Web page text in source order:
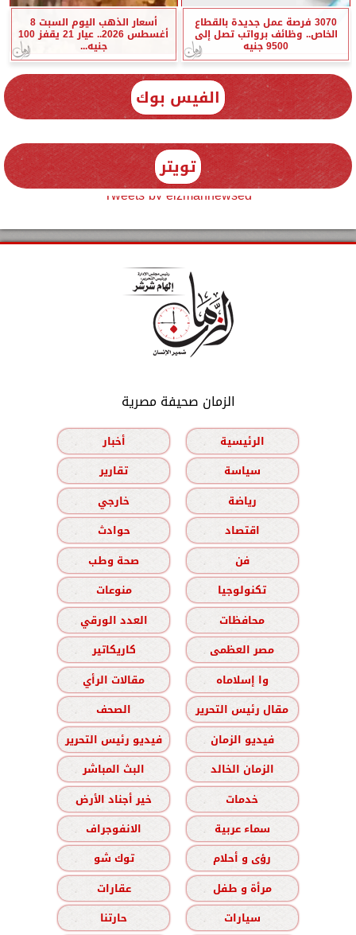
3070 فرصة عمل جديدة بالقطاع
الخاص.. وظائف برواتب تصل إلى
9500 جنيه
أسعار الذهب اليوم السبت 8
أغسطس 2026.. عيار 21 يقفز 100
جنيه...
الفيس بوك
تويتر
Tweets by elzmannewseg
الزمان صحيفة مصرية
الرئيسية
أخبار
سياسة
تقارير
رياضة
خارجي
اقتصاد
حوادث
فن
صحة وطب
تكنولوجيا
منوعات
محافظات
العدد الورقي
مصر العظمى
كاريكاتير
وا إسلاماه
مقالات الرأي
مقال رئيس التحرير
الصحف
فيديو الزمان
فيديو رئيس التحرير
الزمان الخالد
البث المباشر
خدمات
خير أجناد الأرض
سماء عربية
الانفوجراف
رؤى و أحلام
توك شو
مرأة و طفل
عقارات
سيارات
حارتنا